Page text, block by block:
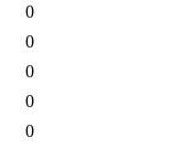
0
0
0
0
0